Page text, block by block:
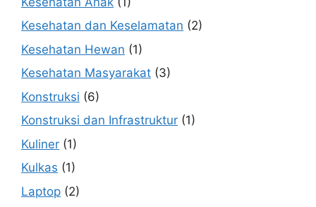
Kesehatan dan Keselamatan (2)
Kesehatan Hewan (1)
Kesehatan Masyarakat (3)
Konstruksi (6)
Konstruksi dan Infrastruktur (1)
Kuliner (1)
Kulkas (1)
Laptop (2)